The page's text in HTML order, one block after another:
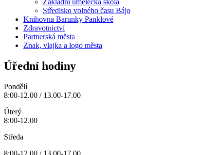
Základní umělecká škola
Středisko volného času Bájo
Knihovna Barunky Panklové
Zdravotnictví
Partnerská města
Znak, vlajka a logo města
Úřední hodiny
Pondělí
8:00-12.00 / 13.00-17.00
Úterý
8:00-12.00
Středa
8:00-12.00 / 13.00-17.00